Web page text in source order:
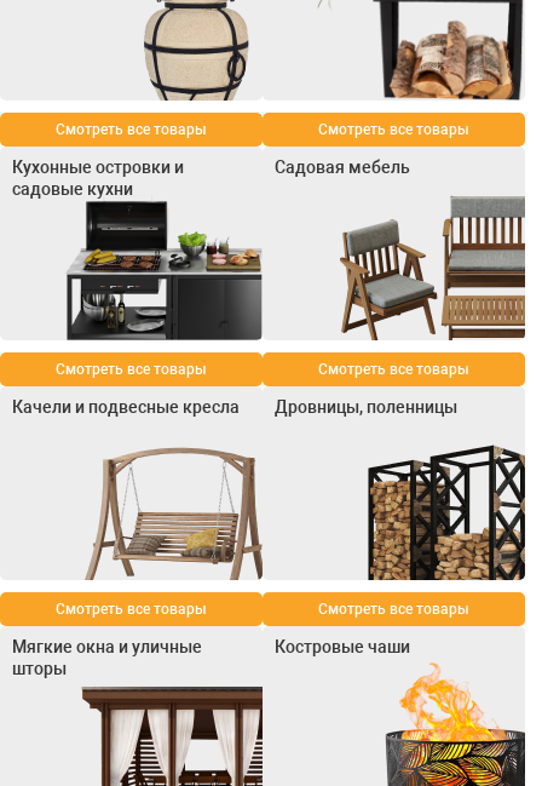
Смотреть все товары Смотреть все товары
Кухонные островки и
садовые кухни
Смотреть все товары
Садовая мебель
Смотреть все товары
Качели и подвесные кресла
Смотреть все товары
Дровницы, поленницы
Смотреть все товары
Мягкие окна и уличные
шторы
Костровые чаши